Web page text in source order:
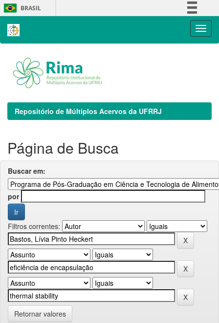
Skip
navigation
BRASIL
Repositório de Múltiplos Acervos da UFRRJ
Página de Busca
Buscar em:
por
Filtros correntes:
Retornar valores